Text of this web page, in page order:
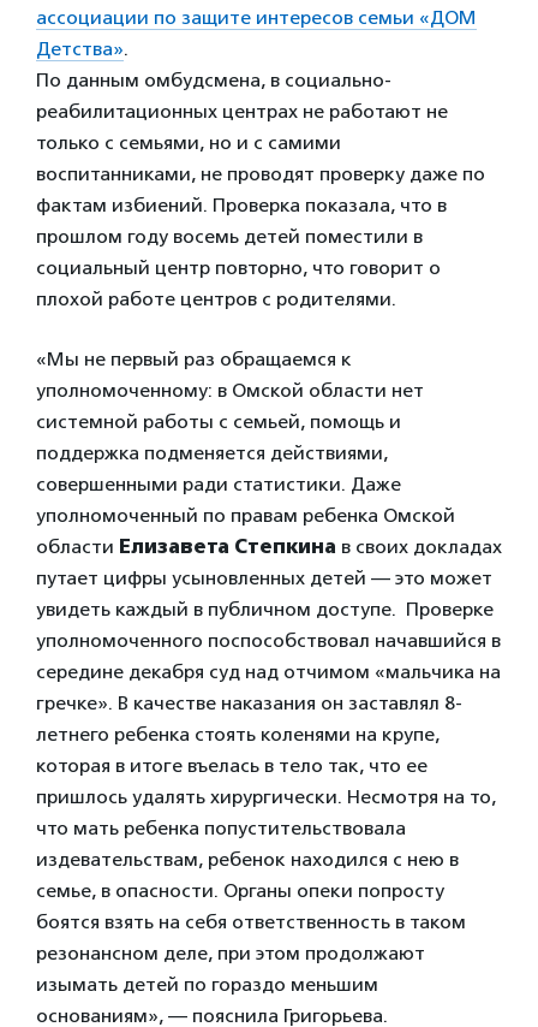
ассоциации по защите интересов семьи «ДОМ
Детства».
По данным омбудсмена, в социально-
реабилитационных центрах не работают не
только с семьями, но и с самими
воспитанниками, не проводят проверку даже по
фактам избиений. Проверка показала, что в
прошлом году восемь детей поместили в
социальный центр повторно, что говорит о
плохой работе центров с родителями.
«Мы не первый раз обращаемся к
уполномоченному: в Омской области нет
системной работы с семьей, помощь и
поддержка подменяется действиями,
совершенными ради статистики. Даже
уполномоченный по правам ребенка Омской
области Елизавета Степкина в своих докладах
путает цифры усыновленных детей — это может
увидеть каждый в публичном доступе. Проверке
уполномоченного поспособствовал начавшийся в
середине декабря суд над отчимом «мальчика на
гречке». В качестве наказания он заставлял 8-
летнего ребенка стоять коленями на крупе,
которая в итоге въелась в тело так, что ее
пришлось удалять хирургически. Несмотря на то,
что мать ребенка попустительствовала
издевательствам, ребенок находился с нею в
семье, в опасности. Органы опеки попросту
боятся взять на себя ответственность в таком
резонансном деле, при этом продолжают
изымать детей по гораздо меньшим
основаниям», — пояснила Григорьева.